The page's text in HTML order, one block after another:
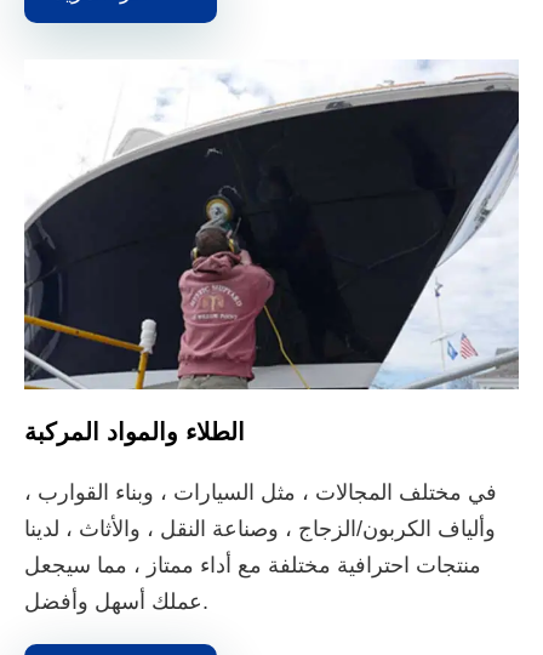
الطلاء والمواد المركبة
في مختلف المجالات ، مثل السيارات ، وبناء القوارب ،
وألياف الكربون/الزجاج ، وصناعة النقل ، والأثاث ، لدينا
منتجات احترافية مختلفة مع أداء ممتاز ، مما سيجعل
عملك أسهل وأفضل.